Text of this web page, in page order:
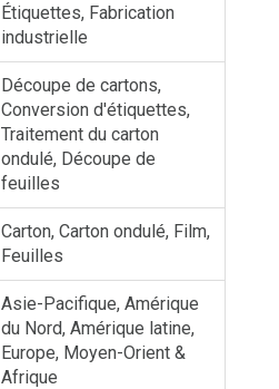
Étiquettes, Fabrication
industrielle
Découpe de cartons,
Conversion d'étiquettes,
Traitement du carton
ondulé, Découpe de
feuilles
Carton, Carton ondulé, Film,
Feuilles
Asie-Pacifique, Amérique
du Nord, Amérique latine,
Europe, Moyen-Orient &
Afrique